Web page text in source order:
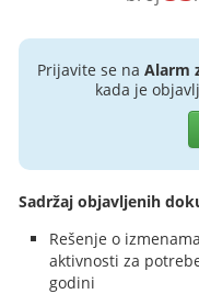
Prijavite se na Alarm
kada je
Sadržaj objavljenih
Rešenje o
aktivnosti za
godini